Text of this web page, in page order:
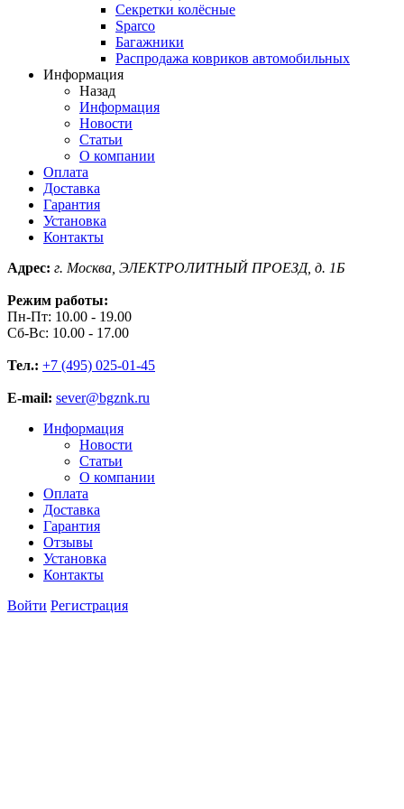
Секретки колёсные
Sparco
Багажники
Распродажа ковриков автомобильных
Информация
Назад
Информация
Новости
Статьи
О компании
Оплата
Доставка
Гарантия
Установка
Контакты
Адрес: г. Москва, ЭЛЕКТРОЛИТНЫЙ ПРОЕЗД, д. 1Б
Режим работы:
Пн-Пт: 10.00 - 19.00
Сб-Вс: 10.00 - 17.00
Тел.: +7 (495) 025-01-45
E-mail: sever@bgznk.ru
Информация
Новости
Статьи
О компании
Оплата
Доставка
Гарантия
Отзывы
Установка
Контакты
Войти Регистрация